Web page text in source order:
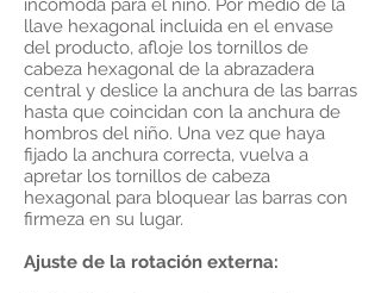
incómoda para el niño. Por medio de la
llave hexagonal incluida en el envase
del producto, afloje los tornillos de
cabeza hexagonal de la abrazadera
central y deslice la anchura de las barras
hasta que coincidan con la anchura de
hombros del niño. Una vez que haya
fijado la anchura correcta, vuelva a
apretar los tornillos de cabeza
hexagonal para bloquear las barras con
firmeza en su lugar.
Ajuste de la rotación externa: